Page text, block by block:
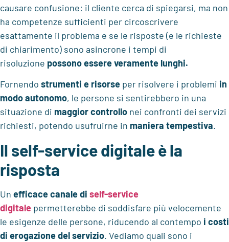
causare confusione: il cliente cerca di spiegarsi, ma non
ha competenze sufficienti per circoscrivere
esattamente il problema e se le risposte (e le richieste
di chiarimento) sono asincrone i tempi di
risoluzione possono essere veramente lunghi.
Fornendo strumenti e risorse per risolvere i problemi in
modo autonomo, le persone si sentirebbero in una
situazione di maggior controllo nei confronti dei servizi
richiesti, potendo usufruirne in maniera tempestiva.
Il self-service digitale è la
risposta
Un efficace canale di self-service
digitale permetterebbe di soddisfare più velocemente
le esigenze delle persone, riducendo al contempo i costi
di erogazione del servizio. Vediamo quali sono i